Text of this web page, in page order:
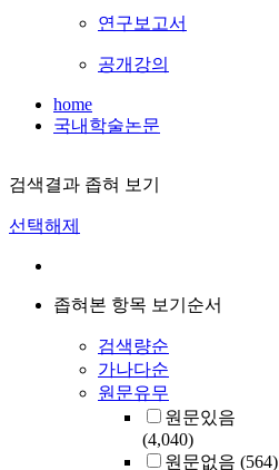
연구보고서
공개강의
home
국내학술논문
검색결과 좁혀 보기
선택해제
좁혀본 항목 보기순서
검색량순
가나다순
원문유무
원문있음
(4,040)
원문없음 (564)